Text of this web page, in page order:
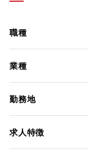
職種
業種
勤務地
求人特徴